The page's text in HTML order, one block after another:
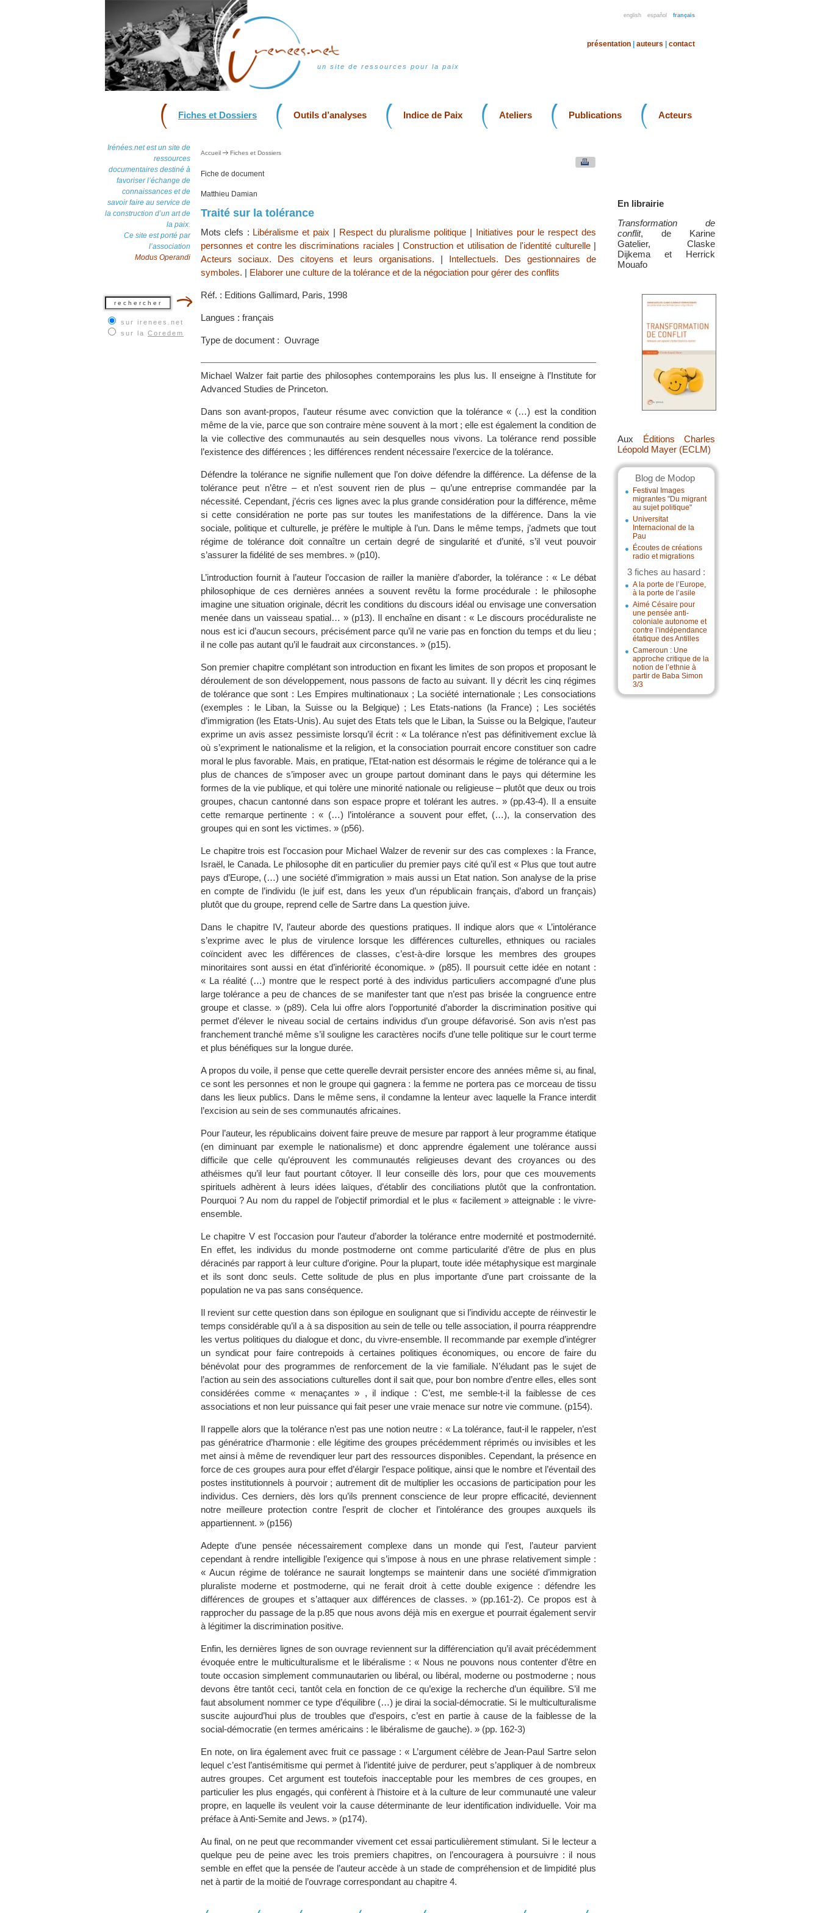
english español français
un site de ressources pour la paix
présentation auteurs contact
Fiches et Dossiers Outils d’analyses Indice de Paix Ateliers Publications Acteurs
Irénées.net est un site de
ressources
documentaires destiné à
favoriser l’échange de
connaissances et de
savoir faire au service de
la construction d’un art de
la paix.
Ce site est porté par
l’association
Modus Operandi
sur irenees.net
sur la Coredem
En librairie
Transformation de
conflit, de Karine
Gatelier, Claske
Dijkema et Herrick
Mouafo
Aux Éditions Charles
Léopold Mayer (ECLM)
Blog de Modop
Festival Images
migrantes "Du migrant
au sujet politique"
Universitat
Internacional de la
Pau
Écoutes de créations
radio et migrations
3 fiches au hasard :
A la porte de l’Europe,
à la porte de l’asile
Aimé Césaire pour
une pensée anti-
coloniale autonome et
contre l’indépendance
étatique des Antilles
Cameroun : Une
approche critique de la
notion de l’ethnie à
partir de Baba Simon
3/3
Accueil Fiches et Dossiers
Fiche de document
Matthieu Damian
Traité sur la tolérance
Mots clefs : Libéralisme et paix | Respect du pluralisme politique | Initiatives pour le respect des
personnes et contre les discriminations raciales |Construction et utilisation de l'identité culturelle|
Acteurs sociaux. Des citoyens et leurs organisations. | Intellectuels. Des gestionnaires de
symboles. | Elaborer une culture de la tolérance et de la négociation pour gérer des conflits
Réf. : Editions Gallimard, Paris, 1998
Langues : français
Type de document : Ouvrage
Michael Walzer fait partie des philosophes contemporains les plus lus. Il enseigne à l’Institute for
Advanced Studies de Princeton.
Dans son avant-propos, l’auteur résume avec conviction que la tolérance « (…) est la condition
même de la vie, parce que son contraire mène souvent à la mort ; elle est également la condition de
la vie collective des communautés au sein desquelles nous vivons. La tolérance rend possible
l’existence des différences ; les différences rendent nécessaire l’exercice de la tolérance.
Défendre la tolérance ne signifie nullement que l’on doive défendre la différence. La défense de la
tolérance peut n’être – et n’est souvent rien de plus – qu’une entreprise commandée par la
nécessité. Cependant, j’écris ces lignes avec la plus grande considération pour la différence, même
si cette considération ne porte pas sur toutes les manifestations de la différence. Dans la vie
sociale, politique et culturelle, je préfère le multiple à l’un. Dans le même temps, j’admets que tout
régime de tolérance doit connaître un certain degré de singularité et d’unité, s’il veut pouvoir
s’assurer la fidélité de ses membres. » (p10).
L’introduction fournit à l’auteur l’occasion de railler la manière d’aborder, la tolérance : « Le débat
philosophique de ces dernières années a souvent revêtu la forme procédurale : le philosophe
imagine une situation originale, décrit les conditions du discours idéal ou envisage une conversation
menée dans un vaisseau spatial… » (p13). Il enchaîne en disant : « Le discours procéduraliste ne
nous est ici d’aucun secours, précisément parce qu’il ne varie pas en fonction du temps et du lieu ;
il ne colle pas autant qu’il le faudrait aux circonstances. » (p15).
Son premier chapitre complétant son introduction en fixant les limites de son propos et proposant le
déroulement de son développement, nous passons de facto au suivant. Il y décrit les cinq régimes
de tolérance que sont : Les Empires multinationaux ; La société internationale ; Les consociations
(exemples : le Liban, la Suisse ou la Belgique) ; Les Etats-nations (la France) ; Les sociétés
d’immigration (les Etats-Unis). Au sujet des Etats tels que le Liban, la Suisse ou la Belgique, l’auteur
exprime un avis assez pessimiste lorsqu’il écrit : « La tolérance n’est pas définitivement exclue là
où s’expriment le nationalisme et la religion, et la consociation pourrait encore constituer son cadre
moral le plus favorable. Mais, en pratique, l’Etat-nation est désormais le régime de tolérance qui a le
plus de chances de s’imposer avec un groupe partout dominant dans le pays qui détermine les
formes de la vie publique, et qui tolère une minorité nationale ou religieuse – plutôt que deux ou trois
groupes, chacun cantonné dans son espace propre et tolérant les autres. » (pp.43-4). Il a ensuite
cette remarque pertinente : « (…) l’intolérance a souvent pour effet, (…), la conservation des
groupes qui en sont les victimes. » (p56).
Le chapitre trois est l’occasion pour Michael Walzer de revenir sur des cas complexes : la France,
Israël, le Canada. Le philosophe dit en particulier du premier pays cité qu’il est « Plus que tout autre
pays d’Europe, (…) une société d’immigration » mais aussi un Etat nation. Son analyse de la prise
en compte de l’individu (le juif est, dans les yeux d’un républicain français, d’abord un français)
plutôt que du groupe, reprend celle de Sartre dans La question juive.
Dans le chapitre IV, l’auteur aborde des questions pratiques. Il indique alors que « L’intolérance
s’exprime avec le plus de virulence lorsque les différences culturelles, ethniques ou raciales
coïncident avec les différences de classes, c’est-à-dire lorsque les membres des groupes
minoritaires sont aussi en état d’infériorité économique. » (p85). Il poursuit cette idée en notant :
« La réalité (…) montre que le respect porté à des individus particuliers accompagné d’une plus
large tolérance a peu de chances de se manifester tant que n’est pas brisée la congruence entre
groupe et classe. » (p89). Cela lui offre alors l’opportunité d’aborder la discrimination positive qui
permet d’élever le niveau social de certains individus d’un groupe défavorisé. Son avis n’est pas
franchement tranché même s’il souligne les caractères nocifs d’une telle politique sur le court terme
et plus bénéfiques sur la longue durée.
A propos du voile, il pense que cette querelle devrait persister encore des années même si, au final,
ce sont les personnes et non le groupe qui gagnera : la femme ne portera pas ce morceau de tissu
dans les lieux publics. Dans le même sens, il condamne la lenteur avec laquelle la France interdit
l’excision au sein de ses communautés africaines.
Pour l’auteur, les républicains doivent faire preuve de mesure par rapport à leur programme étatique
(en diminuant par exemple le nationalisme) et donc apprendre également une tolérance aussi
difficile que celle qu’éprouvent les communautés religieuses devant des croyances ou des
athéismes qu’il leur faut pourtant côtoyer. Il leur conseille dès lors, pour que ces mouvements
spirituels adhèrent à leurs idées laïques, d’établir des conciliations plutôt que la confrontation.
Pourquoi ? Au nom du rappel de l’objectif primordial et le plus « facilement » atteignable : le vivre-
ensemble.
Le chapitre V est l’occasion pour l’auteur d’aborder la tolérance entre modernité et postmodernité.
En effet, les individus du monde postmoderne ont comme particularité d’être de plus en plus
déracinés par rapport à leur culture d’origine. Pour la plupart, toute idée métaphysique est marginale
et ils sont donc seuls. Cette solitude de plus en plus importante d’une part croissante de la
population ne va pas sans conséquence.
Il revient sur cette question dans son épilogue en soulignant que si l’individu accepte de réinvestir le
temps considérable qu’il a à sa disposition au sein de telle ou telle association, il pourra réapprendre
les vertus politiques du dialogue et donc, du vivre-ensemble. Il recommande par exemple d’intégrer
un syndicat pour faire contrepoids à certaines politiques économiques, ou encore de faire du
bénévolat pour des programmes de renforcement de la vie familiale. N’éludant pas le sujet de
l’action au sein des associations culturelles dont il sait que, pour bon nombre d’entre elles, elles sont
considérées comme « menaçantes » , il indique : C’est, me semble-t-il la faiblesse de ces
associations et non leur puissance qui fait peser une vraie menace sur notre vie commune. (p154).
Il rappelle alors que la tolérance n’est pas une notion neutre : « La tolérance, faut-il le rappeler, n’est
pas génératrice d’harmonie : elle légitime des groupes précédemment réprimés ou invisibles et les
met ainsi à même de revendiquer leur part des ressources disponibles. Cependant, la présence en
force de ces groupes aura pour effet d’élargir l’espace politique, ainsi que le nombre et l’éventail des
postes institutionnels à pourvoir ; autrement dit de multiplier les occasions de participation pour les
individus. Ces derniers, dès lors qu’ils prennent conscience de leur propre efficacité, deviennent
notre meilleure protection contre l’esprit de clocher et l’intolérance des groupes auxquels ils
appartiennent. » (p156)
Adepte d’une pensée nécessairement complexe dans un monde qui l’est, l’auteur parvient
cependant à rendre intelligible l’exigence qui s’impose à nous en une phrase relativement simple :
« Aucun régime de tolérance ne saurait longtemps se maintenir dans une société d’immigration
pluraliste moderne et postmoderne, qui ne ferait droit à cette double exigence : défendre les
différences de groupes et s’attaquer aux différences de classes. » (pp.161-2). Ce propos est à
rapprocher du passage de la p.85 que nous avons déjà mis en exergue et pourrait également servir
à légitimer la discrimination positive.
Enfin, les dernières lignes de son ouvrage reviennent sur la différenciation qu’il avait précédemment
évoquée entre le multiculturalisme et le libéralisme : « Nous ne pouvons nous contenter d’être en
toute occasion simplement communautarien ou libéral, ou libéral, moderne ou postmoderne ; nous
devons être tantôt ceci, tantôt cela en fonction de ce qu’exige la recherche d’un équilibre. S’il me
faut absolument nommer ce type d’équilibre (…) je dirai la social-démocratie. Si le multiculturalisme
suscite aujourd’hui plus de troubles que d’espoirs, c’est en partie à cause de la faiblesse de la
social-démocratie (en termes américains : le libéralisme de gauche). » (pp. 162-3)
En note, on lira également avec fruit ce passage : « L’argument célèbre de Jean-Paul Sartre selon
lequel c’est l’antisémitisme qui permet à l’identité juive de perdurer, peut s’appliquer à de nombreux
autres groupes. Cet argument est toutefois inacceptable pour les membres de ces groupes, en
particulier les plus engagés, qui confèrent à l’histoire et à la culture de leur communauté une valeur
propre, en laquelle ils veulent voir la cause déterminante de leur identification individuelle. Voir ma
préface à Anti-Semite and Jews. » (p174).
Au final, on ne peut que recommander vivement cet essai particulièrement stimulant. Si le lecteur a
quelque peu de peine avec les trois premiers chapitres, on l’encouragera à poursuivre : il nous
semble en effet que la pensée de l’auteur accède à un stade de compréhension et de limpidité plus
net à partir de la moitié de l’ouvrage correspondant au chapitre 4.